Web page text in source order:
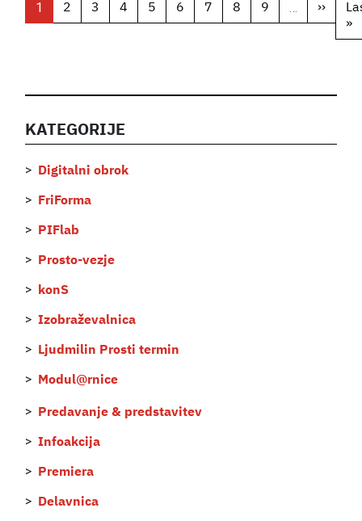
1 2 3 4 5 6 7 8 9 … ›› Next
page
»
KATEGORIJE
Digitalni obrok
FriForma
PIFlab
Prosto-vezje
konS
Izobraževalnica
Ljudmilin Prosti termin
Modul@rnice
Predavanje & predstavitev
Infoakcija
Premiera
Delavnica